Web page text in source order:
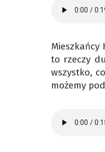
Mieszkańcy
to rzeczy
wszystko,
możemy